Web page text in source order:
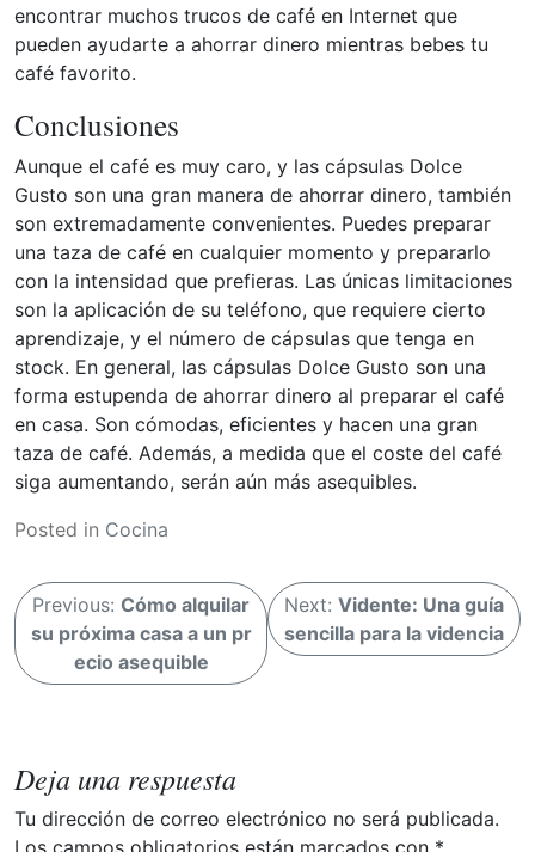
encontrar muchos trucos de café en Internet que
pueden ayudarte a ahorrar dinero mientras bebes tu
café favorito.
Conclusiones
Aunque el café es muy caro, y las cápsulas Dolce
Gusto son una gran manera de ahorrar dinero, también
son extremadamente convenientes. Puedes preparar
una taza de café en cualquier momento y prepararlo
con la intensidad que prefieras. Las únicas limitaciones
son la aplicación de su teléfono, que requiere cierto
aprendizaje, y el número de cápsulas que tenga en
stock. En general, las cápsulas Dolce Gusto son una
forma estupenda de ahorrar dinero al preparar el café
en casa. Son cómodas, eficientes y hacen una gran
taza de café. Además, a medida que el coste del café
siga aumentando, serán aún más asequibles.
Posted in Cocina
N
v
a
c
Previous: Cómo alquilar
su próxima casa a un pr
ecio asequible
Next: Vidente: Una guía
sencilla para la videncia
Deja una respuesta
Tu dirección de correo electrónico no será publicada.
Los campos obligatorios están marcados con *